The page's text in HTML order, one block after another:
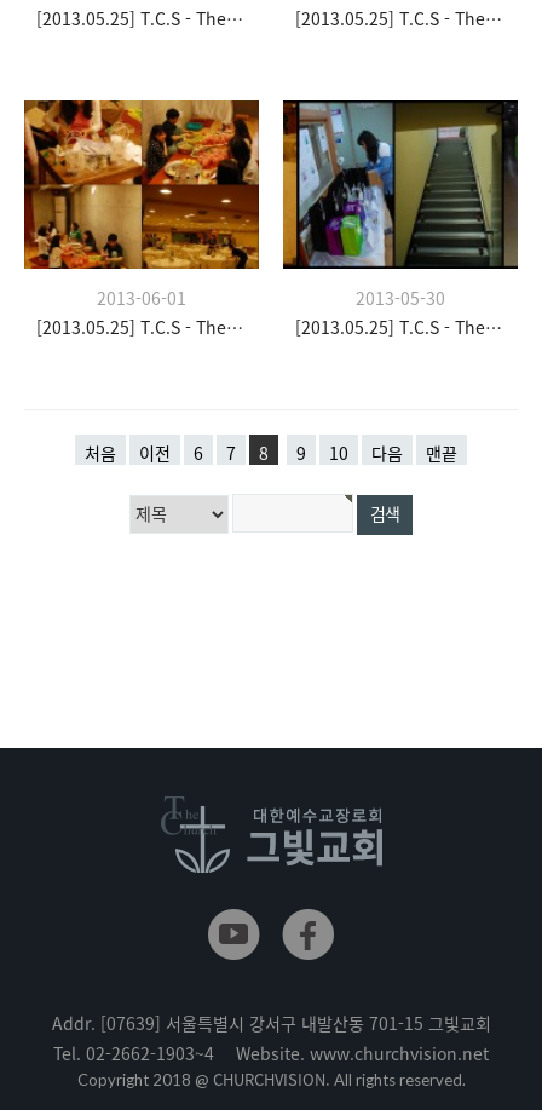
[2013.05.25] T.C.S - The Church Stay
[2013.05.25] T.C.S - The Church Stay
2013-06-01
[2013.05.25] T.C.S - The Church Stay
2013-05-30
[2013.05.25] T.C.S - The Church Stay
처음 이전 6 7 8 9 10 다음 맨끝
Addr. [07639] 서울특별시 강서구 내발산동 701-15 그빛교회
Tel. 02-2662-1903~4 Website. www.churchvision.net
Copyright 2018 @ CHURCHVISION. All rights reserved.